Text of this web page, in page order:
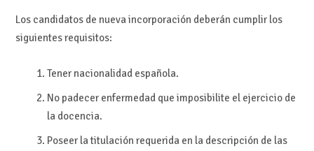
Los candidatos de nueva incorporación deberán cumplir los
siguientes requisitos:
Tener nacionalidad española.
No padecer enfermedad que imposibilite el ejercicio de
la docencia.
Poseer la titulación requerida en la descripción de las